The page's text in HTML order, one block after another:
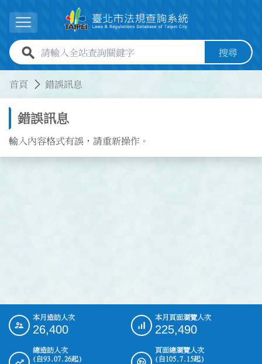
展開選單
全站查詢關鍵字欄位 搜尋
首頁 錯誤訊息
錯誤訊息
輸入內容格式有誤，請重新操作。
::: 本月造訪人次
26,400
本月頁面瀏覽人次
225,490
總造訪人次
(自93.07.26起)
頁面總瀏覽人次
(自105.7.15起)